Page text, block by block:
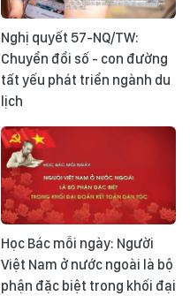
Nghị quyết 57-NQ/TW:
Chuyển đổi số - con đường
tất yếu phát triển ngành du
lịch
Học Bác mỗi ngày: Người
Việt Nam ở nước ngoài là bộ
phận đặc biệt trong khối đại